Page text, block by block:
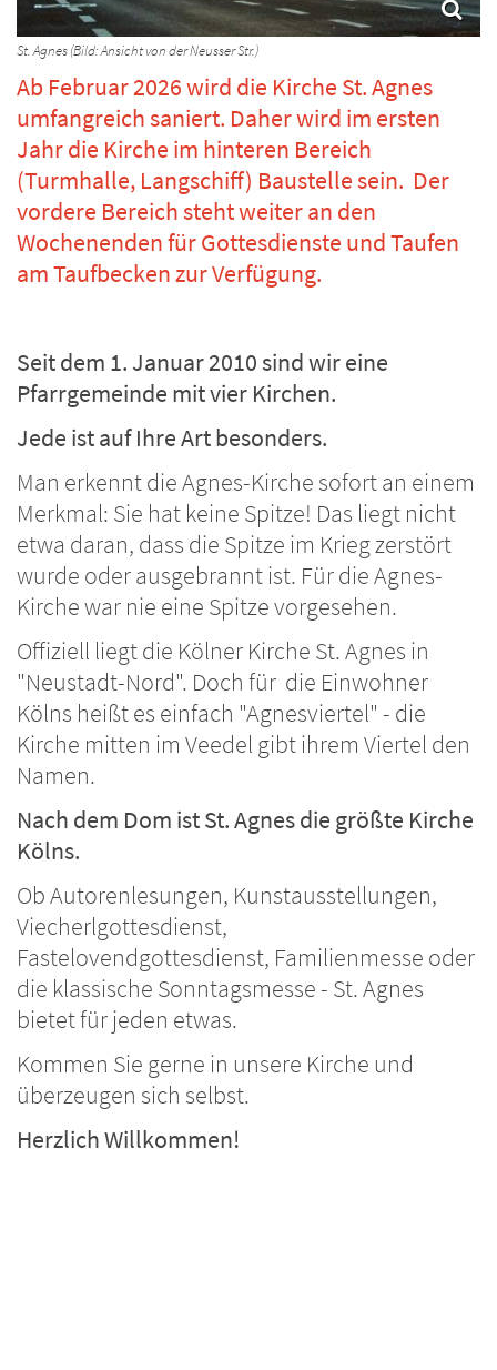
St. Agnes (Bild: Ansicht von der Neusser Str.)
Ab Februar 2026 wird die Kirche St. Agnes
umfangreich saniert. Daher wird im ersten
Jahr die Kirche im hinteren Bereich
(Turmhalle, Langschiff) Baustelle sein. Der
vordere Bereich steht weiter an den
Wochenenden für Gottesdienste und Taufen
am Taufbecken zur Verfügung.
Seit dem 1. Januar 2010 sind wir eine
Pfarrgemeinde mit vier Kirchen.
Jede ist auf Ihre Art besonders.
Man erkennt die Agnes-Kirche sofort an einem
Merkmal: Sie hat keine Spitze! Das liegt nicht
etwa daran, dass die Spitze im Krieg zerstört
wurde oder ausgebrannt ist. Für die Agnes-
Kirche war nie eine Spitze vorgesehen.
Offiziell liegt die Kölner Kirche St. Agnes in
"Neustadt-Nord". Doch für die Einwohner
Kölns heißt es einfach "Agnesviertel" - die
Kirche mitten im Veedel gibt ihrem Viertel den
Namen.
Nach dem Dom ist St. Agnes die größte Kirche
Kölns.
Ob Autorenlesungen, Kunstausstellungen,
Viecherlgottesdienst,
Fastelovendgottesdienst, Familienmesse oder
die klassische Sonntagsmesse - St. Agnes
bietet für jeden etwas.
Kommen Sie gerne in unsere Kirche und
überzeugen sich selbst.
Herzlich Willkommen!